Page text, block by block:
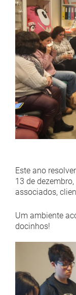
Este ano
13 de
associados,
Um ambiente
docinhos!